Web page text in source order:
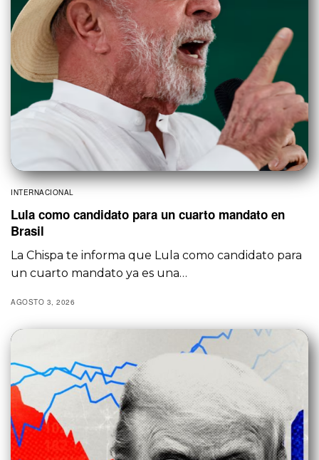
INTERNACIONAL
Lula como candidato para un cuarto mandato en
Brasil
La Chispa te informa que Lula como candidato para
un cuarto mandato ya es una…
AGOSTO 3, 2026